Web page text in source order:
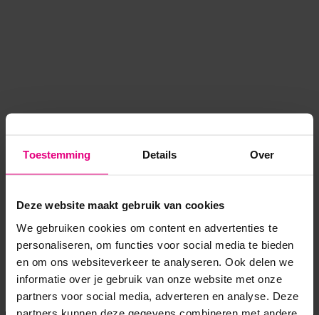
Toestemming Details Over
Deze website maakt gebruik van cookies
We gebruiken cookies om content en advertenties te
personaliseren, om functies voor social media te bieden
en om ons websiteverkeer te analyseren. Ook delen we
informatie over je gebruik van onze website met onze
partners voor social media, adverteren en analyse. Deze
partners kunnen deze gegevens combineren met andere
Application error: a client-side exception has occurred while